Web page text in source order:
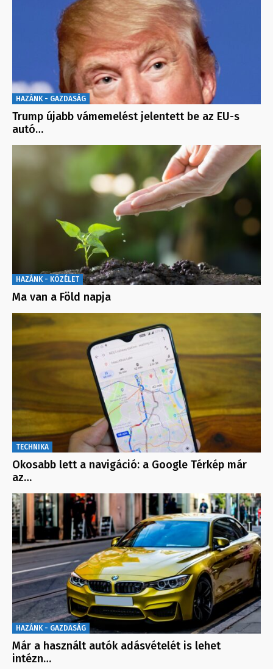
HAZÁNK - GAZDASÁG
Trump újabb vámemelést jelentett be az EU-s
autó…
HAZÁNK - KÖZÉLET
Ma van a Föld napja
TECHNIKA
Okosabb lett a navigáció: a Google Térkép már
az…
HAZÁNK - GAZDASÁG
Már a használt autók adásvételét is lehet
intézn…